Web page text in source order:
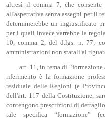
altresì il comma 7, che
all'aspettativa senza assegni per il
determinerebbe un ingiustificato
per i quali invece varrebbe la
10, comma 2, del d.lgs. n. 77;
amministrazioni non statali al
art. 11, in tema di
riferimento è la formazione
residuale delle Regioni (e
dell'art. 117 della Costituzione,
contengono prescrizioni di
tale specifica